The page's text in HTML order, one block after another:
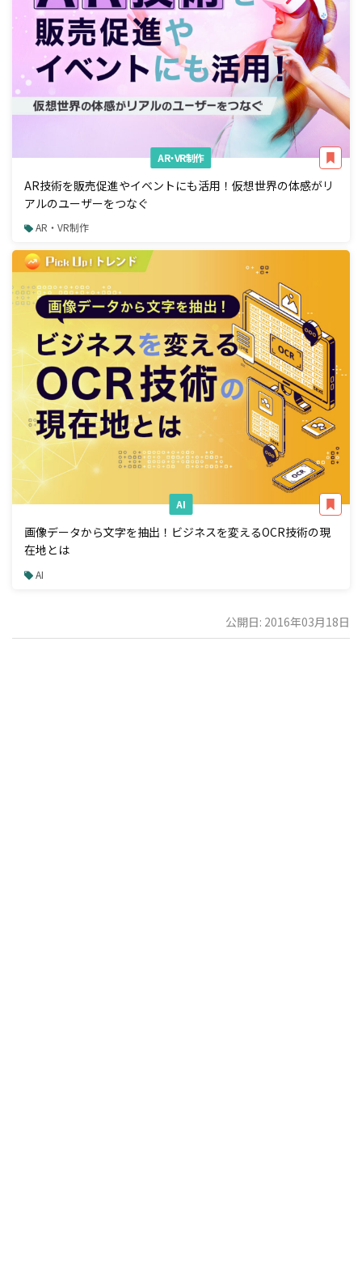
AR・VR制作
AR技術を販売促進やイベントにも活用！仮想世界の体感がリ
アルのユーザーをつなぐ
AR・VR制作
AI
画像データから文字を抽出！ビジネスを変えるOCR技術の現
在地とは
AI
公開日: 2016年03月18日